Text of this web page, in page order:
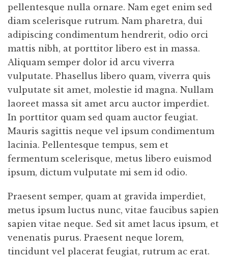
pellentesque nulla ornare. Nam eget enim sed
diam scelerisque rutrum. Nam pharetra, dui
adipiscing condimentum hendrerit, odio orci
mattis nibh, at porttitor libero est in massa.
Aliquam semper dolor id arcu viverra
vulputate. Phasellus libero quam, viverra quis
vulputate sit amet, molestie id magna. Nullam
laoreet massa sit amet arcu auctor imperdiet.
In porttitor quam sed quam auctor feugiat.
Mauris sagittis neque vel ipsum condimentum
lacinia. Pellentesque tempus, sem et
fermentum scelerisque, metus libero euismod
ipsum, dictum vulputate mi sem id odio.
Praesent semper, quam at gravida imperdiet,
metus ipsum luctus nunc, vitae faucibus sapien
sapien vitae neque. Sed sit amet lacus ipsum, et
venenatis purus. Praesent neque lorem,
tincidunt vel placerat feugiat, rutrum ac erat.